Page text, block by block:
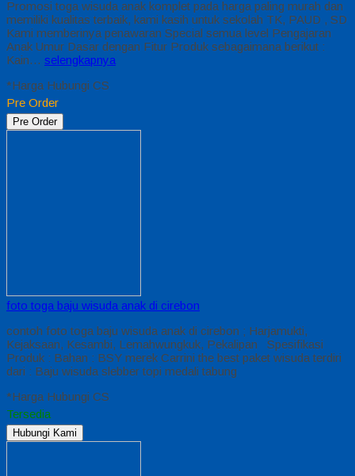
Promosi toga wisuda anak komplet pada harga paling murah dan
memiliki kualitas terbaik, kami kasih untuk sekolah TK, PAUD , SD
Kami memberinya penawaran Special semua level Pengajaran
Anak Umur Dasar dengan Fitur Produk sebagaimana berikut :
Kain… selengkapnya
*Harga Hubungi CS
Pre Order
Pre Order
foto toga baju wisuda anak di cirebon
contoh foto toga baju wisuda anak di cirebon ; Harjamukti,
Kejaksaan, Kesambi, Lemahwungkuk, Pekalipan Spesifikasi
Produk : Bahan : BSY merek Carrini the best paket wisuda terdiri
dari : Baju wisuda slebber topi medali tabung
*Harga Hubungi CS
Tersedia
Hubungi Kami